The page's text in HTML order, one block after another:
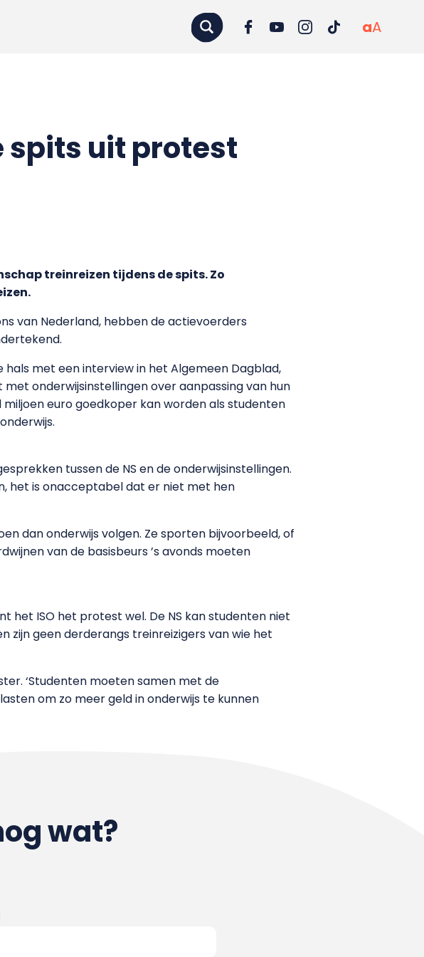
aA
spits uit protest
treinreizen tijdens de spits. Zo
van Nederland, hebben de actievoerders
met een interview in het Algemeen Dagblad,
onderwijsinstellingen over aanpassing van hun
euro goedkoper kan worden als studenten
tussen de NS en de onderwijsinstellingen.
het is onacceptabel dat er niet met hen
dan onderwijs volgen. Ze sporten bijvoorbeeld, of
van de basisbeurs ’s avonds moeten
het ISO het protest wel. De NS kan studenten niet
zijn geen derderangs treinreizigers van wie het
‘Studenten moeten samen met de
om zo meer geld in onderwijs te kunnen
wat?